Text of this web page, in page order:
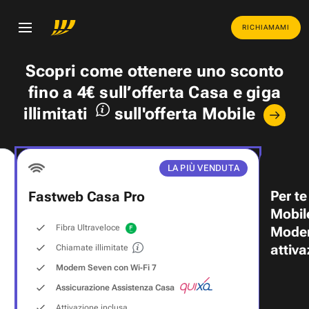
RICHIAMAMI
Scopri come ottenere uno sconto
fino a 4€ sull’offerta Casa egiga
illimitati
sull'offerta Mobile
LA PIÙ VENDUTA
Fastweb Casa Pro
Fibra Ultraveloce
Chiamate illimitate
Modem Seven con Wi‑Fi 7
Assicurazione Assistenza Casa
Per